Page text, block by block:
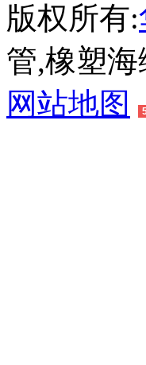
版权所有:
管,橡塑
网站地图